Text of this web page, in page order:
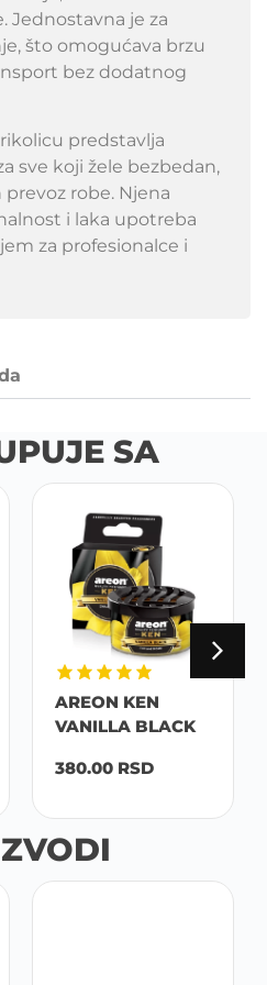
Jednostavna je za
što omogućava brzu
bez dodatnog
predstavlja
sve koji žele bezbedan,
robe. Njena
i laka upotreba
za profesionalce i
SA
AREON KEN
VANILLA BLACK
380.00 RSD